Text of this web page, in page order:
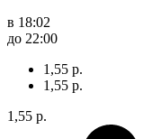
в 18:02
до 22:00
1,55 р.
1,55 р.
1,55 р.